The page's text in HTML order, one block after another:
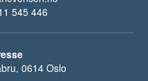
545 446
0614 Oslo